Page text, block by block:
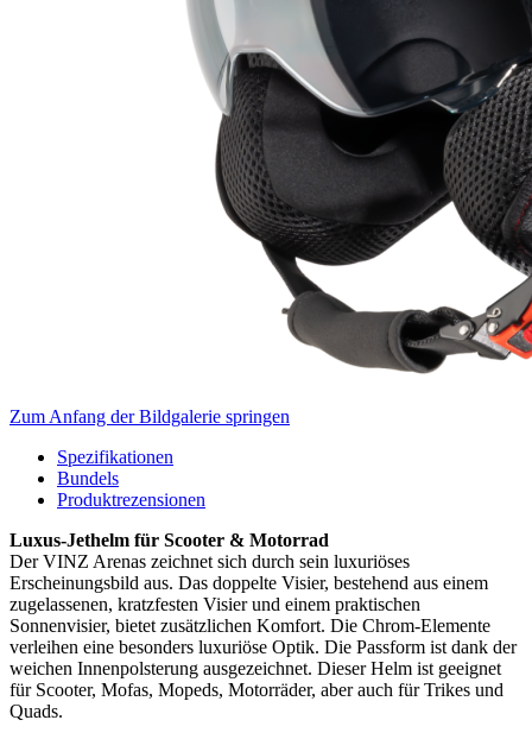
Zum Anfang der Bildgalerie springen
Spezifikationen
Bundels
Produktrezensionen
Luxus-Jethelm für Scooter & Motorrad
Der VINZ Arenas zeichnet sich durch sein luxuriöses
Erscheinungsbild aus. Das doppelte Visier, bestehend aus einem
zugelassenen, kratzfesten Visier und einem praktischen
Sonnenvisier, bietet zusätzlichen Komfort. Die Chrom-Elemente
verleihen eine besonders luxuriöse Optik. Die Passform ist dank der
weichen Innenpolsterung ausgezeichnet. Dieser Helm ist geeignet
für Scooter, Mofas, Mopeds, Motorräder, aber auch für Trikes und
Quads.